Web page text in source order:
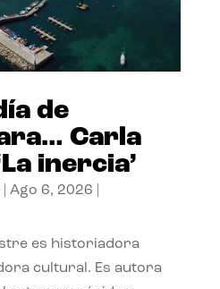
de
Carla
inercia’
| Ago 6, 2026
es historiadora
cultural. Es autora